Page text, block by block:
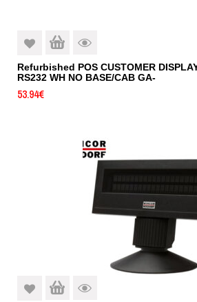
Refurbished POS CUSTOMER
RS232 WH NO BASE/CAB GA-
53.94€